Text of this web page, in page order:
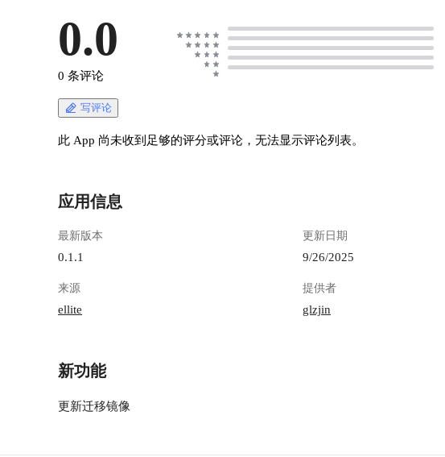
别，帮助您了解自己的消费习惯。 多币种支持：
Wallos 支持多种货币，让您可以以自己选择的货
币管理财务。 货币转换：与 Fixer API 集成，可
隐私：作为自托管应用程序，Wallos 确保您的财
务数据在您自己的服务器上保持私密和安全。 定
制化：通过可自定义的类别、货币、主题和其他
以在网络上搜索您的订阅的 Logo。 移动视图：
提供另一个角度。 通知：通过电子邮件收到即将
到期付款的通知。
wallos 安装之后，需要先注册一个用户 !
[image.png](https://lzc-playground-
国内用的话，货币可以改成元，语言改为简体中
1301583638.cos.ap-
0.0
0 条评论
写评论
此 App 尚未收到足够的评分或评论，无法显示评论列表。
应用信息
最新版本
0.1.1
更新日期
9/26/2025
来源
ellite
提供者
glzjin
新功能
更新迁移镜像